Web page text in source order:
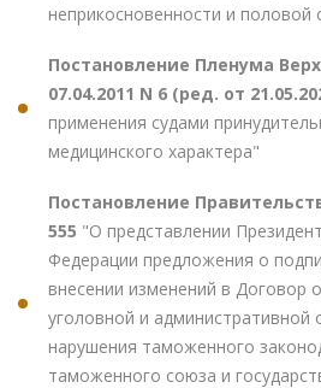
неприкосновенности и половой
Постановление Пленума
07.04.2011 N 6 (ред. от
применения судами
медицинского характера"
Постановление
555 "О представлении
Федерации предложения о
внесении изменений в Договор
уголовной и административной
нарушения таможенного
таможенного союза и